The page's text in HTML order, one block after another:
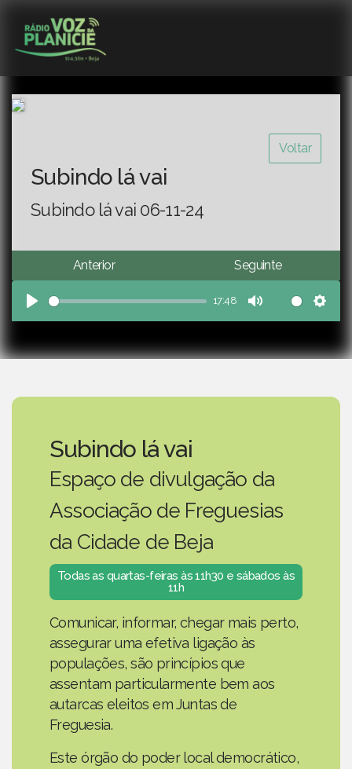
Voltar
Subindo lá vai
Subindo lá vai 06-11-24
Anterior Seguinte
Play
17:48
Mute
Subindo lá vai
Espaço de divulgação da
Associação de Freguesias
da Cidade de Beja
Todas as quartas-feiras às 11h30 e sábados às
11h
Comunicar, informar, chegar mais perto,
assegurar uma efetiva ligação às
populações, são princípios que
assentam particularmente bem aos
autarcas eleitos em Juntas de
Freguesia.
Este órgão do poder local democrático,